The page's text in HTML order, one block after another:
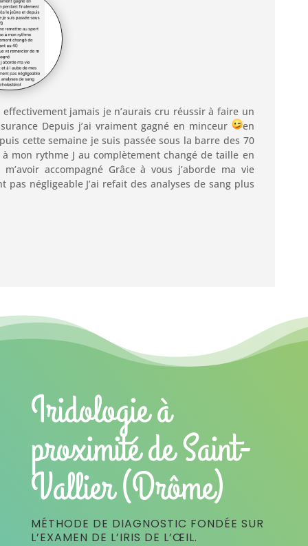
jamais je n’aurais cru réussir à faire un
Depuis j’ai vraiment gagné en minceur
en
cette semaine je suis passée sous la barre des 70
mon rythme J au complètement changé de taille en
accompagné Grâce à vous j’aborde ma vie
négligeable J’ai refait des analyses de sang plus
Iridologie à
proximité de Saint-
Vallier (Drôme)
MÉTHODE DE DIAGNOSTIC FONDÉE SUR
L’EXAMEN DE L’IRIS DE L’ŒIL.